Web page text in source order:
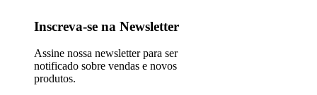
Inscreva-se na Newsletter
Assine nossa newsletter para ser
notificado sobre vendas e novos
produtos.